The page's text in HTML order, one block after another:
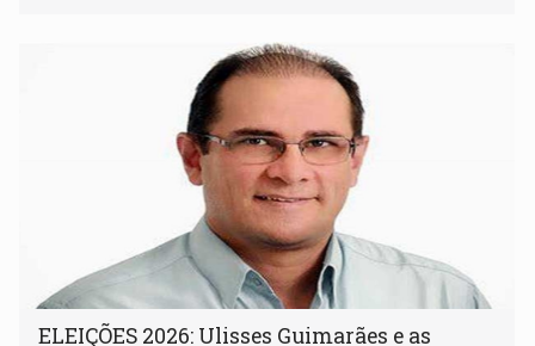
ELEIÇÕES 2026: Ulisses Guimarães e as